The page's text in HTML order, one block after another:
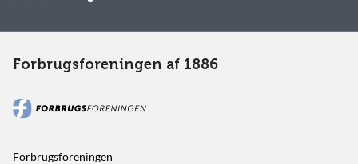
Forbrugsforeningen af 1886
Forbrugsforeningen